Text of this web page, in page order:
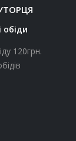
обіди
120грн.